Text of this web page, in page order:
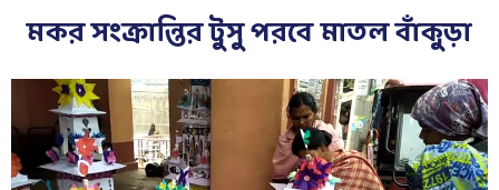
মকর সংক্রান্তির টুসু পরবে মাতল বাঁকুড়া